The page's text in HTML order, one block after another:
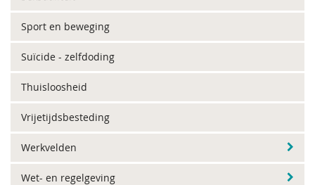
Sport en beweging
Suïcide - zelfdoding
Thuisloosheid
Vrijetijdsbesteding
Werkvelden
Wet- en regelgeving